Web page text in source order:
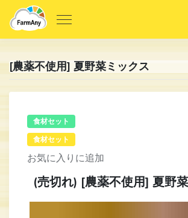
[農薬不使用] 夏野菜ミックス
食材セット
食材セット
お気に入りに追加
(売切れ) [農薬不使用] 夏野